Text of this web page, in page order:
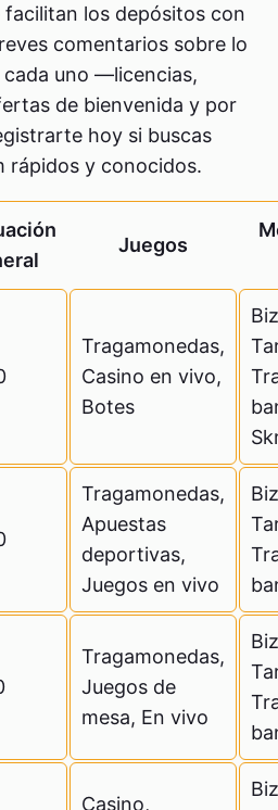
facilitan los depósitos con
comentarios sobre lo
cada uno —licencias,
de bienvenida y por
hoy si buscas
rápidos y conocidos.
Juegos
Tragamonedas,
Casino en vivo,
Botes
Tragamonedas,
Apuestas
deportivas,
Juegos en vivo
Tragamonedas,
Juegos de
mesa, En vivo
Casino,